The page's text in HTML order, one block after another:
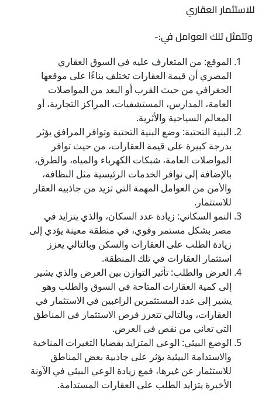
للاستثمار العقاري
وتتمثل تلك العوامل في:-
الموقع: من المتعارف عليه في السوق العقاري
المصري أن قيمة العقارات تختلف بناءًا على موقعها
الجغرافي من حيث القرب أو البعد من المواصلات
العامة، المدارس، المستشفيات، المراكز التجارية، أو
المعالم السياحية والأثرية.
البنية التحتية: وضع البنية التحتية وتوافر المرافق يؤثر
بدرجة كبيرة على قيمة العقارات، من حيث توافر
المواصلات العامة، شبكات الكهرباء والمياه، والطرق،
بالإضافة إلى توافر الخدمات الرئيسية مثل النظافة،
والأمن من العوامل المهمة التي تزيد من جاذبية العقار
للاستثمار.
النمو السكاني: زيادة عدد السكان، والذي يتزايد في
مصر بشكل مستمر وقوي، في منطقة معينة يؤدي إلى
زيادة الطلب على العقارات والسكن وبالتالي يعزز
استثمار العقارات في تلك المنطقة.
العرض والطلب: تأثير التوازن بين العرض والذي يشير
إلى كمية العقارات المتاحة في السوق والطلب وهو
يشير إلى عدد المستثمرين الراغبين في الاستثمار في
العقارات، وبالتالي تتعزز فرص الاستثمار في المناطق
التي تعاني من نقص في العرض.
الوضع البيئي: الوعي المتزايد بقضايا التغيرات المناخية
والاستدامة البيئية يؤثر على جاذبية بعض المناطق
للاستثمار عن غيرها، فمع زيادة الوعي البيئي في الآونة
الأخيرة يتزايد الطلب على العقارات المستدامة.